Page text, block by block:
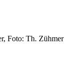
Foto: Th. Zühmer